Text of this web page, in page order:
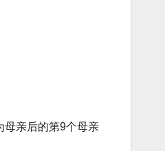
母亲后的第9个母亲